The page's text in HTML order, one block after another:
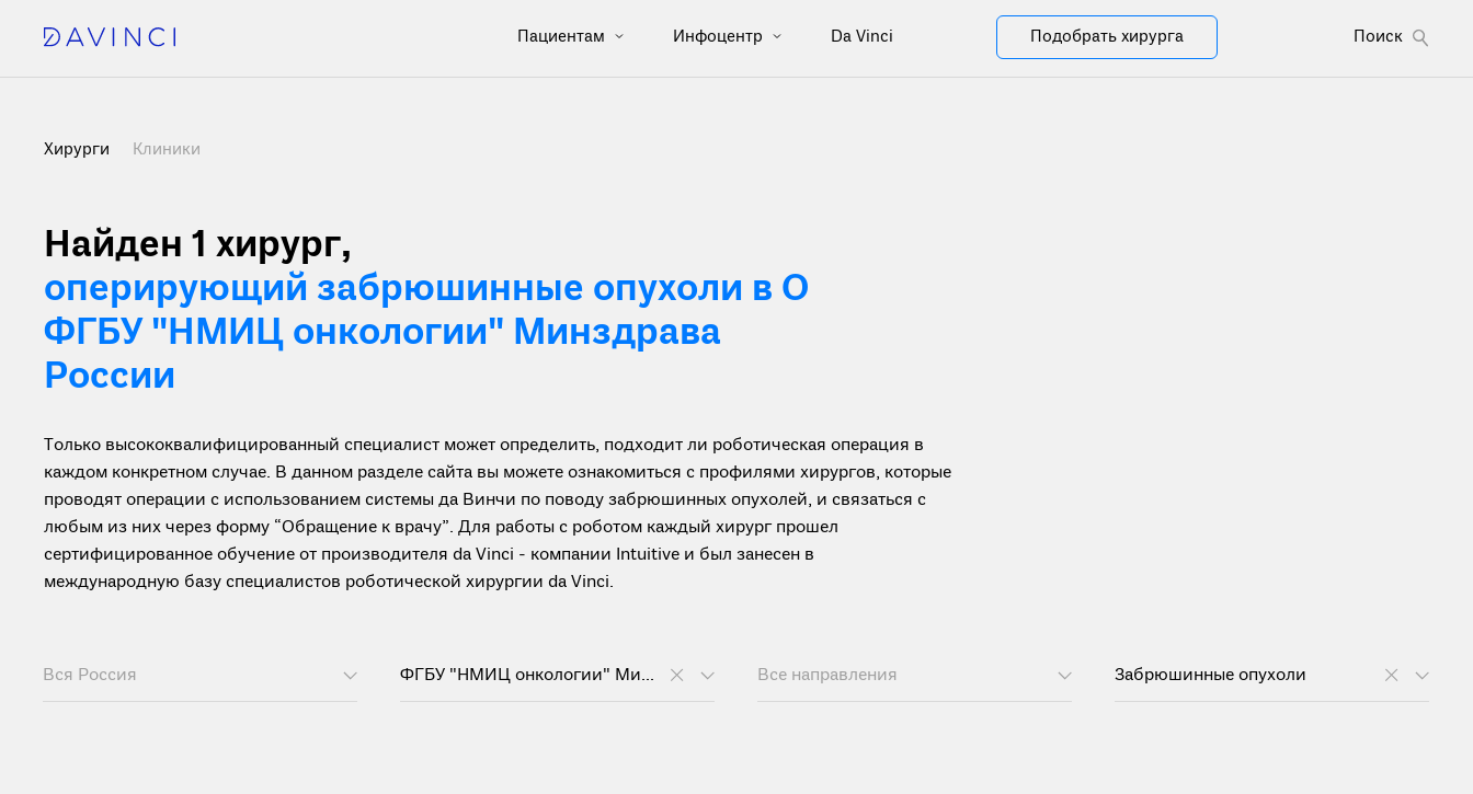
Пациентам Инфоцентр Da Vinci Подобрать хирурга Поиск
Хирурги Клиники
Найден 1 хирург,
оперирующий забрюшинные опухоли в О
ФГБУ "НМИЦ онкологии" Минздрава
России
Только высококвалифицированный специалист может определить, подходит ли роботическая операция в
каждом конкретном случае. В данном разделе сайта вы можете ознакомиться с профилями хирургов, которые
проводят операции с использованием системы да Винчи по поводу забрюшинных опухолей, и связаться с
любым из них через форму “Обращение к врачу”. Для работы с роботом каждый хирург прошел
сертифицированное обучение от производителя da Vinci - компании Intuitive и был занесен в
международную базу специалистов роботической хирургии da Vinci.
Вся Россия ФГБУ "НМИЦ онкологии" Минздрава России Все направления Забрюшинные опухоли